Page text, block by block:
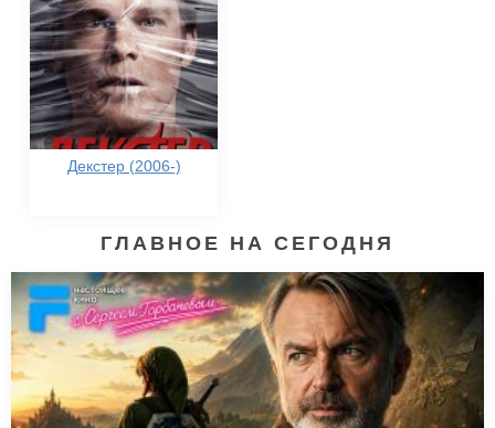
Декстер (2006-)
ГЛАВНОЕ НА СЕГОДНЯ